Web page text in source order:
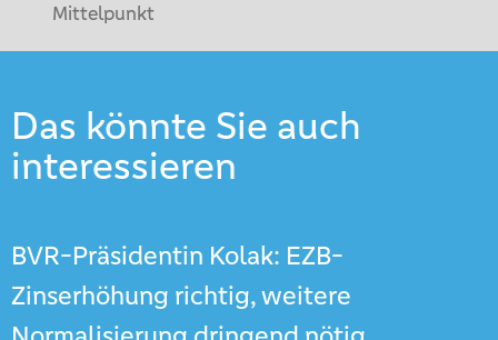
Mittelpunkt
Das könnte Sie auch
interessieren
BVR-Präsidentin Kolak: EZB-
Zinserhöhung richtig, weitere